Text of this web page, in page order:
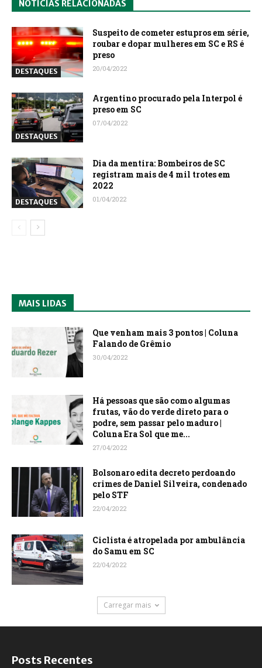
NOTÍCIAS RELACIONADAS
DESTAQUES
Suspeito de cometer estupros em série,
roubar e dopar mulheres em SC e RS é
preso
20/04/2022
DESTAQUES
Argentino procurado pela Interpol é
preso em SC
07/04/2022
DESTAQUES
Dia da mentira: Bombeiros de SC
registram mais de 4 mil trotes em
2022
01/04/2022
MAIS LIDAS
Que venham mais 3 pontos | Coluna
Falando de Grêmio
30/04/2022
Há pessoas que são como algumas
frutas, vão do verde direto para o
podre, sem passar pelo maduro |
Coluna Era Sol que me...
27/04/2022
Bolsonaro edita decreto perdoando
crimes de Daniel Silveira, condenado
pelo STF
22/04/2022
Ciclista é atropelada por ambulância
do Samu em SC
22/04/2022
Carregar mais
Posts Recentes